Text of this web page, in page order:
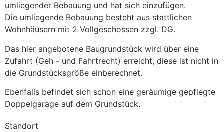
umliegender Bebauung und hat sich einzufügen.
Die umliegende Bebauung besteht aus stattlichen
Wohnhäusern mit 2 Vollgeschossen zzgl. DG.
Das hier angebotene Baugrundstück wird über eine
Zufahrt (Geh - und Fahrtrecht) erreicht, diese ist nicht in
die Grundstücksgröße einberechnet.
Ebenfalls befindet sich schon eine geräumige gepflegte
Doppelgarage auf dem Grundstück.
Standort